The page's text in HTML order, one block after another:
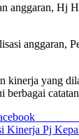
anggaran, Hj
anggaran,
kinerja yang
Kinerja Pj